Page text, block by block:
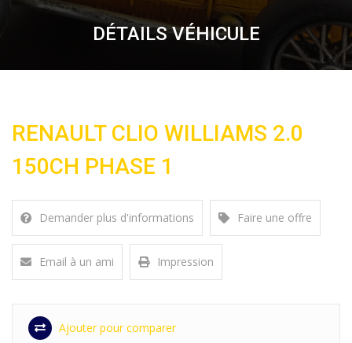
DÉTAILS VÉHICULE
RENAULT CLIO WILLIAMS 2.0
150CH PHASE 1
Demander plus d'informations Faire une offre
Email à un ami Impression
Ajouter pour comparer